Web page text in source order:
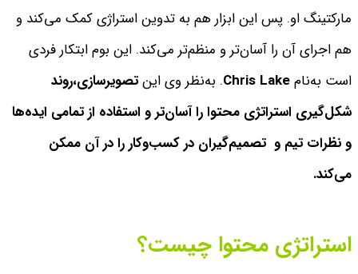
مارکتینگ او. پس این ابزار هم به تدوین استراژی کمک می‌کند و
هم اجرای آن را آسان‌تر و منظم‌تر می‌کند. این بوم ابتکار فردی
است به‌نامChris Lake. به‌نظر وی اینتصویرسازی،روند
شکل‌گیری استراتژی محتوا را آسان‌تر و استفاده از تمامی ایده‌ها
و نظرات تیم و تصمیم‌گیران در کسب‌وکار را در آن ممکن
می‌کند.
استراتژی محتوا چیست؟